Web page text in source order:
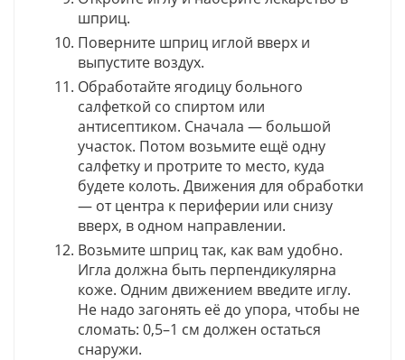
шприц.
Поверните шприц иглой вверх и
выпустите воздух.
Обработайте ягодицу больного
салфеткой со спиртом или
антисептиком. Сначала — большой
участок. Потом возьмите ещё одну
салфетку и протрите то место, куда
будете колоть. Движения для обработки
— от центра к периферии или снизу
вверх, в одном направлении.
Возьмите шприц так, как вам удобно.
Игла должна быть перпендикулярна
коже. Одним движением введите иглу.
Не надо загонять её до упора, чтобы не
сломать: 0,5–1 см должен остаться
снаружи.